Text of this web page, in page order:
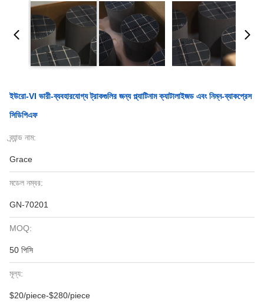
ইউরো-VI ভারী-ব্যবহারযোগ্য ট্রাকগুলির জন্য প্ল্যাটিনাম ক্যাটালাইজড এবং নিম্ন-ব্যাকপ্রেস
সিডিপিএফ
ব্র্যান্ড নাম:
Grace
মডেল নম্বর:
GN-70201
MOQ:
50 পিসি
মূল্য:
$20/piece-$280/piece